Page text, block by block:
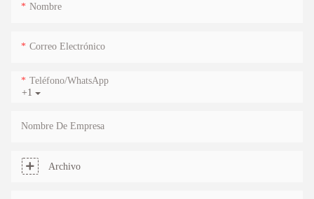
Nombre
Correo Electrónico
+1
Teléfono/WhatsApp
Nombre De Empresa
Archivo